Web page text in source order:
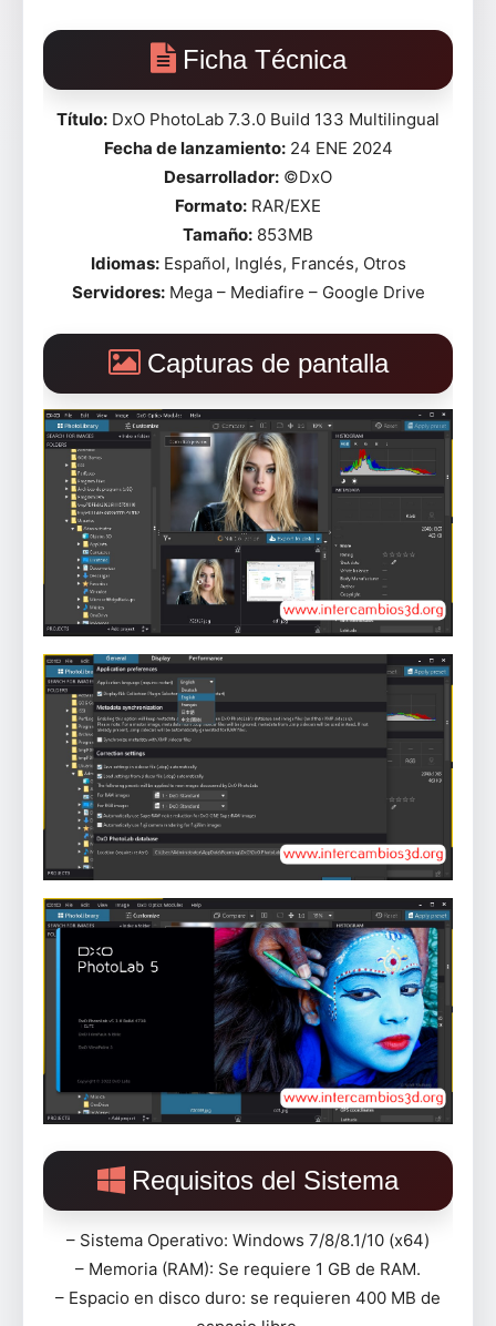
Ficha Técnica
Título: DxO PhotoLab 7.3.0 Build 133 Multilingual
Fecha de lanzamiento:24 ENE 2024
Desarrollador: ©DxO
Formato: RAR/EXE
Tamaño: 853MB
Idiomas:Español, Inglés, Francés, Otros
Servidores:Mega – Mediafire – Google Drive
Capturas de pantalla
Requisitos del Sistema
– Sistema Operativo: Windows 7/8/8.1/10 (x64)
– Memoria (RAM): Se requiere 1 GB de RAM.
– Espacio en disco duro: se requieren 400 MB de